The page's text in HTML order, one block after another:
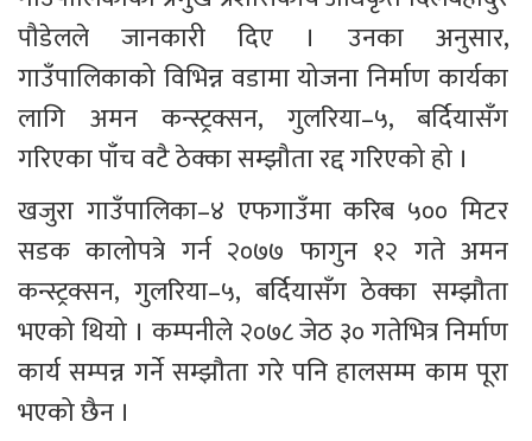
पौडेलले जानकारी दिए । उनका अनुसार,
गाउँपालिकाको विभिन्न वडामा योजना निर्माण कार्यका
लागि अमन कन्स्ट्रक्सन, गुलरिया–५, बर्दियासँग
गरिएका पाँच वटै ठेक्का सम्झौता रद्द गरिएको हो ।
खजुरा गाउँपालिका–४ एफगाउँमा करिब ५०० मिटर
सडक कालोपत्रे गर्न २०७७ फागुन १२ गते अमन
कन्स्ट्रक्सन, गुलरिया–५, बर्दियासँग ठेक्का सम्झौता
भएको थियो । कम्पनीले २०७८ जेठ ३० गतेभित्र निर्माण
कार्य सम्पन्न गर्ने सम्झौता गरे पनि हालसम्म काम पूरा
भएको छैन ।